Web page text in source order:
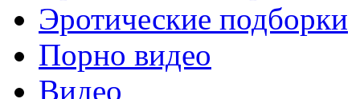
Эротические подборки
Порно видео
Видео